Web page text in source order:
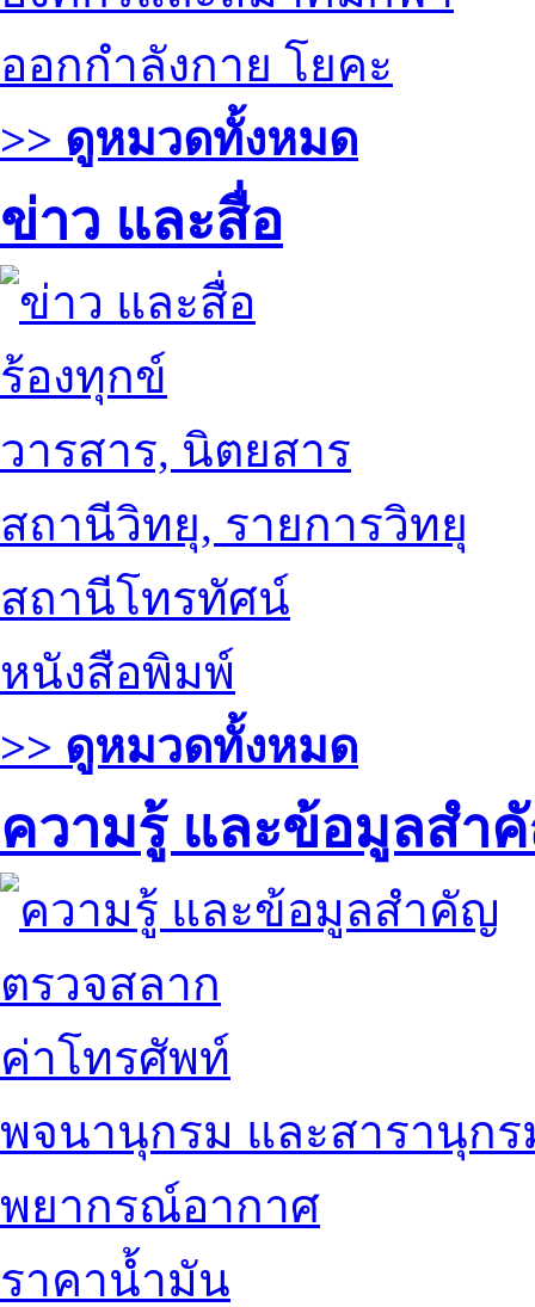
ออกกำลังกาย โยคะ
>> ดูหมวดทั้งหมด
ข่าว และสื่อ
ร้องทุกข์
วารสาร, นิตยสาร
สถานีวิทยุ, รายการวิทยุ
สถานีโทรทัศน์
หนังสือพิมพ์
>> ดูหมวดทั้งหมด
ความรู้ และข้อมูลสำ
ตรวจสลาก
ค่าโทรศัพท์
พจนานุกรม และสารานุกร
พยากรณ์อากาศ
ราคาน้ำมัน